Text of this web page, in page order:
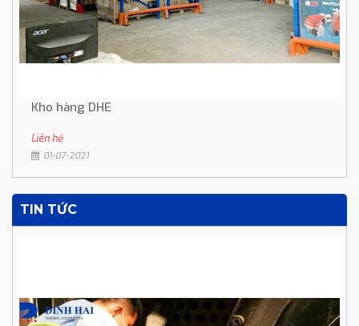
Kho hàng DHE
Liên hệ
01-07-2021
TIN TỨC